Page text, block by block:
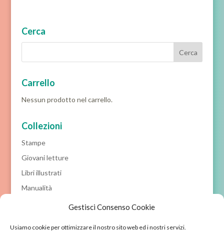
Gestisci Consenso Cookie
Usiamo cookie per ottimizzare il nostro sito web ed i nostri servizi.
Cerca
Carrello
Nessun prodotto nel carrello.
Collezioni
Stampe
Giovani letture
Libri illustrati
Manualità